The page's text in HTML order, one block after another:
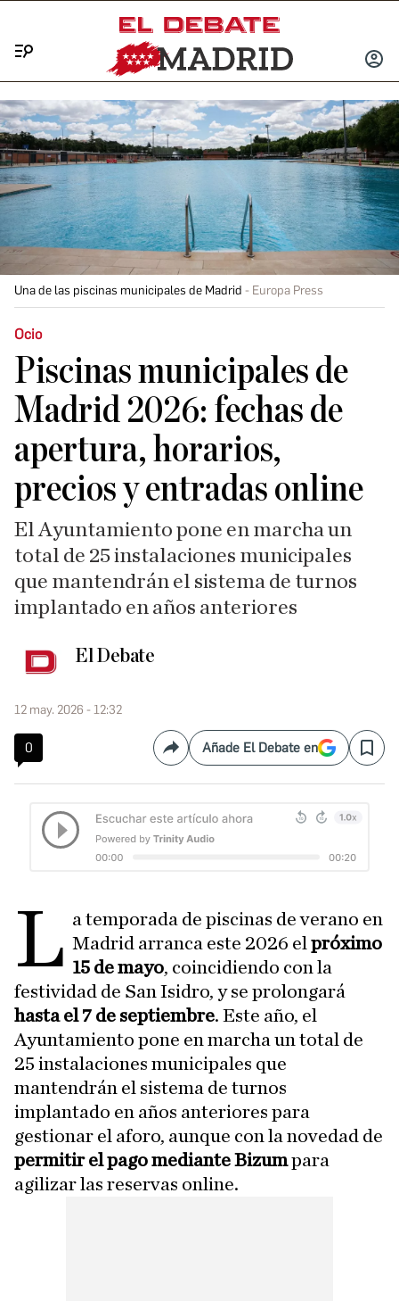
INICIAR
Una de las piscinas municipales de Madrid Europa Press
Ocio
Piscinas municipales de
Madrid 2026: fechas de
apertura, horarios,
precios y entradas online
El Ayuntamiento pone en marcha un
total de 25 instalaciones municipales
que mantendrán el sistema de turnos
implantado en años anteriores
El Debate
12 may. 2026 - 12:32
0 CompartirAñade El Debate en Save
L a temporada de piscinas de verano en
Madrid arranca este 2026 elpróximo
15 de mayo, coincidiendo con la
festividad de San Isidro, y se prolongará
hasta el 7 de septiembre. Este año, el
Ayuntamiento pone en marcha un total de
25 instalaciones municipales que
mantendrán el sistema de turnos
implantado en años anteriores para
gestionar el aforo, aunque con la novedad de
permitir el pago mediante Bizumpara
agilizar las reservas online.